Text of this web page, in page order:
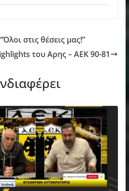
στις θέσεις μας!”
του Αρης – ΑΕΚ 90-81